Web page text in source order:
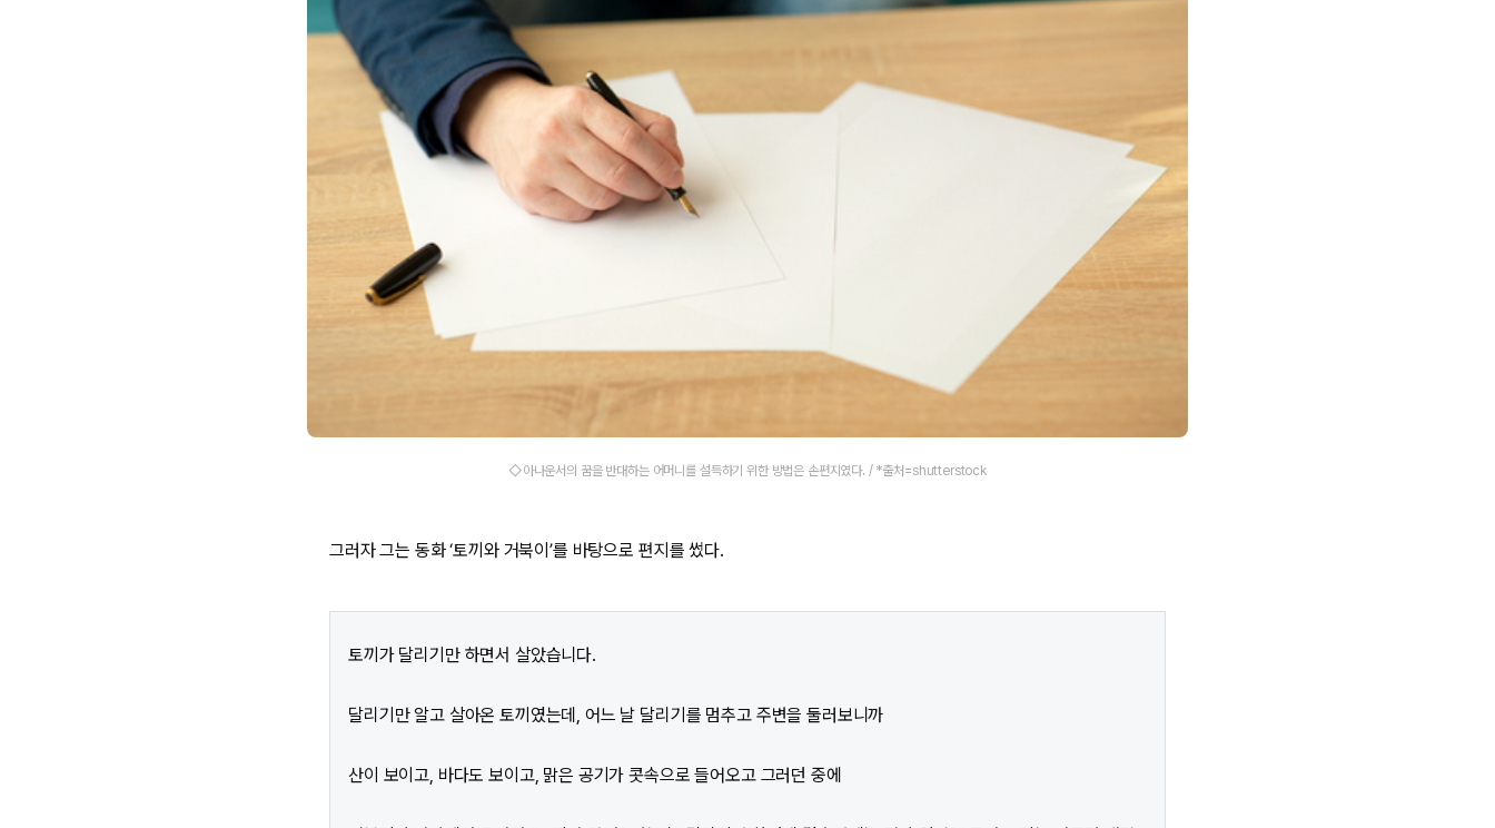
◇아나운서의 꿈을 반대하는 어머니를 설득하기 위한 방법은 손편지였다. / *출처=shutterstock
그러자 그는 동화 ‘토끼와 거북이’를 바탕으로 편지를 썼다.
토끼가 달리기만 하면서 살았습니다.
달리기만 알고 살아온 토끼였는데, 어느 날 달리기를 멈추고 주변을 둘러보니까
산이 보이고, 바다도 보이고, 맑은 공기가 콧속으로 들어오고 그러던 중에